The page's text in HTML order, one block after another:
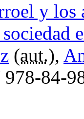
y los
(aut.),
978-84-